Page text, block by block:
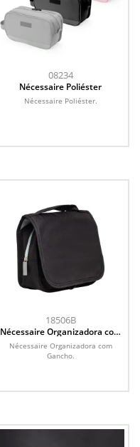
08234
Nécessaire Poliéster
Nécessaire Poliéster.
18506B
Nécessaire Organizadora com
Gancho
Nécessaire Organizadora com
Gancho.